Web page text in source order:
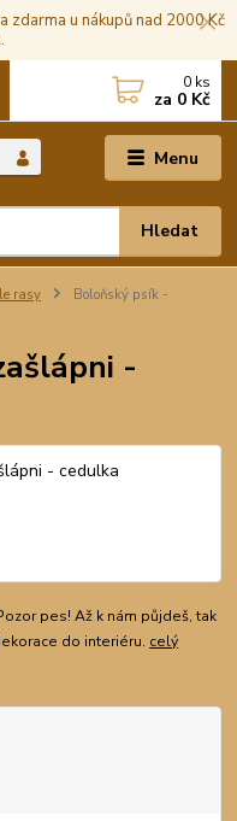
zdarma u nákupů nad 2000 Kč
Menu
Hledat
0 ks
za 0 Kč
rasy
Boloňský psík -
-
pes! Až k nám půjdeš, tak
do interiéru. celý